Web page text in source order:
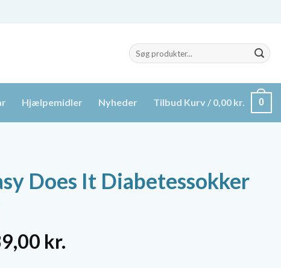
Søg
efter:
Hjælpemidler Nyheder Tilbud Kurv / 0,00 kr. 0
Does It Diabetessokker
kr.Den